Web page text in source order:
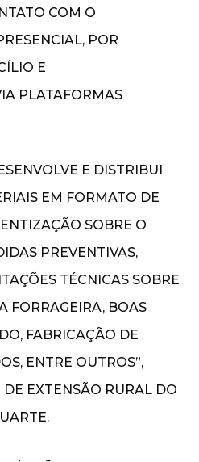
COM O
POR
E
PLATAFORMAS
E DISTRIBUI
EM FORMATO DE
SOBRE O
PREVENTIVAS,
TÉCNICAS SOBRE
FORRAGEIRA, BOAS
FABRICAÇÃO DE
ENTRE OUTROS”,
EXTENSÃO RURAL DO